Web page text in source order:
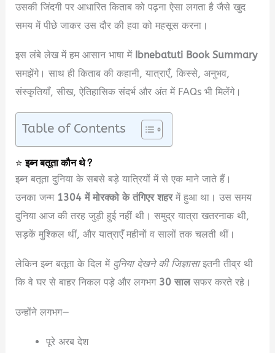
उसकी जिंदगी पर आधारित किताब को पढ़ना ऐसा लगता है जैसे खुद
समय में पीछे जाकर उस दौर की हवा को महसूस करना।
इस लंबे लेख में हम आसान भाषा में Ibnebatuti Book Summary
समझेंगे। साथ ही किताब की कहानी, यात्राएँ, किस्से, अनुभव,
संस्कृतियाँ, सीख, ऐतिहासिक संदर्भ और अंत में FAQs भी मिलेंगे।
Table of Contents
⭐इब्न बतूता कौन थे?
इब्न बतूता दुनिया के सबसे बड़े यात्रियों में से एक माने जाते हैं।
उनका जन्म 1304 में मोरक्को के तंगिएर शहरमें हुआ था। उस समय
दुनिया आज की तरह जुड़ी हुई नहीं थी। समुद्र यात्रा खतरनाक थी,
सड़कें मुश्किल थीं, और यात्राएँ महीनों व सालों तक चलती थीं।
लेकिन इब्न बतूता के दिल में दुनिया देखने की जिज्ञासाइतनी तीव्र थी
कि वे घर से बाहर निकल पड़े और लगभग 30 सालसफर करते रहे।
उन्होंने लगभग—
पूरे अरब देश